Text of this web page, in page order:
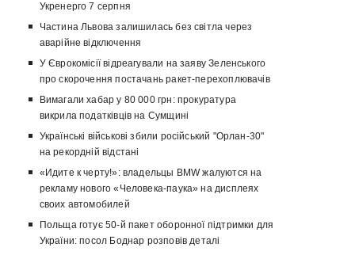
Укренерго 7 серпня
Частина Львова залишилась без світла через
аварійне відключення
У Єврокомісії відреагували на заяву Зеленського
про скорочення постачань ракет-перехоплювачів
Вимагали хабар у 80 000 грн: прокуратура
викрила податківців на Сумщині
Українські військові збили російський "Орлан-30"
на рекордній відстані
«Идите к черту!»: владельцы BMW жалуются на
рекламу нового «Человека-паука» на дисплеях
своих автомобилей
Польща готує 50-й пакет оборонної підтримки для
України: посол Боднар розповів деталі